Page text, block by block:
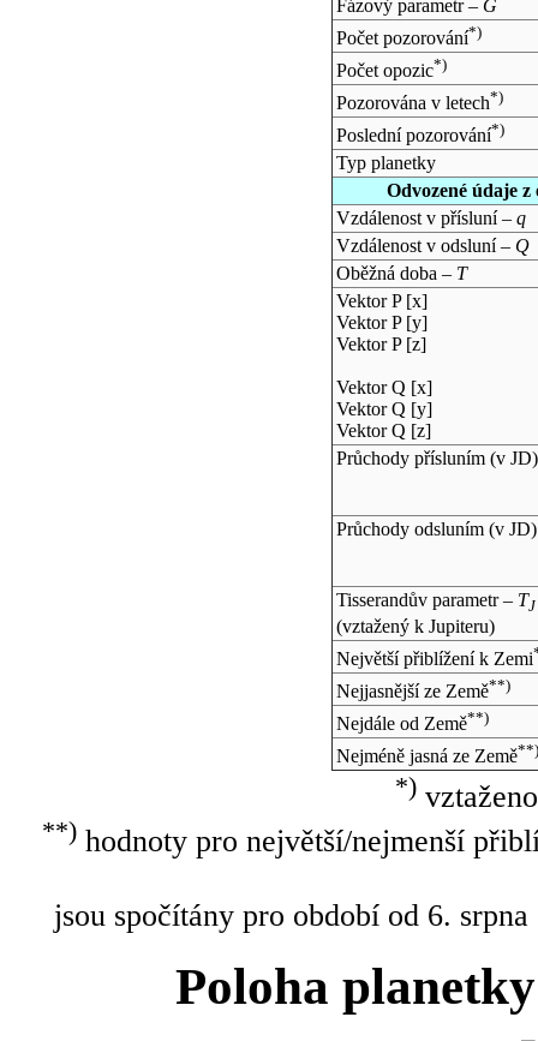
Fázový parametr – G
Počet pozorování*)
Počet opozic*)
Pozorována v letech*)
Poslední pozorování*)
Typ planetky
Odvozené údaje
Vzdálenost v přísluní – q
Vzdálenost v odsluní – Q
Oběžná doba – T
Vektor P [x]
Vektor P [y]
Vektor P [z]
Vektor Q [x]
Vektor Q [y]
Vektor Q [z]
Průchody přísluním (v JD)
Průchody odsluním (v JD)
Tisserandův parametr – TJ
(vztažený k Jupiteru)
Největší přiblížení k Zemi
Nejjasnější ze Země**)
Nejdále od Země**)
Nejméně jasná ze Země**)
*)
**)hodnoty pro největší/nejmenší
jsou spočítány pro období od 6.
Poloha